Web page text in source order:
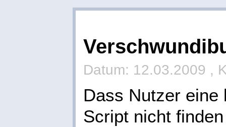
Datum: 12.03.2009 ,
Dass Nutzer eine
Script nicht